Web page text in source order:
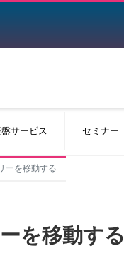
サービス セミナー
ーを移動する
を移動する